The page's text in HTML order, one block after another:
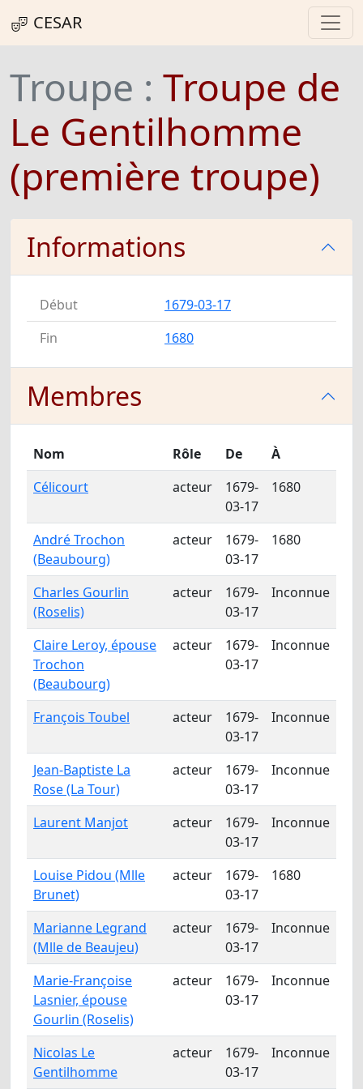
CESAR
Troupe : Troupe de
Le Gentilhomme
(première troupe)
Informations
Début
1679-03-17
Fin
1680
Membres
Nom Rôle De
À
Célicourt
acteur
1679-
03-17
1680
André Trochon
(Beaubourg)
acteur
1679-
03-17
1680
Charles Gourlin
(Roselis)
acteur
1679-
03-17
Inconnue
Claire Leroy, épouse
Trochon
(Beaubourg)
acteur
1679-
03-17
Inconnue
François Toubel acteur
1679-
03-17
Inconnue
Jean-Baptiste La
Rose (La Tour)
acteur
1679-
03-17
Inconnue
Laurent Manjot acteur
1679-
03-17
Inconnue
Louise Pidou (Mlle
Brunet)
acteur
1679-
03-17
1680
Marianne Legrand
(Mlle de Beaujeu)
acteur
1679-
03-17
Inconnue
Marie-Françoise
Lasnier, épouse
Gourlin (Roselis)
acteur
1679-
03-17
Inconnue
Nicolas Le
Gentilhomme
acteur
1679-
03-17
Inconnue